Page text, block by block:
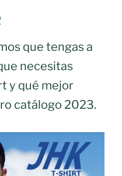
que tengas a
necesitas
y qué mejor
catálogo 2023.